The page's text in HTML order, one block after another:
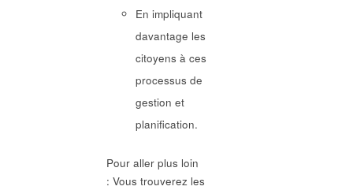
En impliquant
davantage les
citoyens à ces
processus de
gestion et
planification.
Pour aller plus loin
: Vous trouverez les